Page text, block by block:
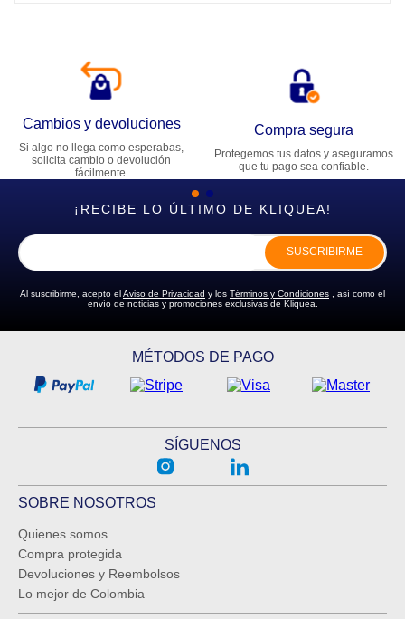
Dirección de email
Escribe un comentario
Cambios y devoluciones
Si algo no llega como esperabas,
solicita cambio o devolución
fácilmente.
Compra segura
Protegemos tus datos y aseguramos
que tu pago sea confiable.
¡RECIBE LO ÚLTIMO DE KLIQUEA!
SUSCRIBIRME
Al suscribirme, acepto elAviso de Privacidad y los Términos y Condiciones , así como el
envío de noticias y promociones exclusivas de Kliquea.
MÉTODOS DE PAGO
SÍGUENOS
SOBRE NOSOTROS
Quienes somos
Compra protegida
Devoluciones y Reembolsos
Lo mejor de Colombia